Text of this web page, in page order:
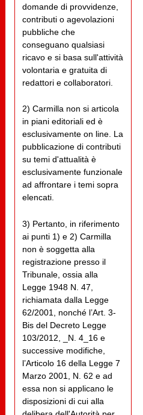
domande di provvidenze,
contributi o agevolazioni
pubbliche che
conseguano qualsiasi
ricavo e si basa sull'attività
volontaria e gratuita di
redattori e collaboratori.
2) Carmilla non si articola
in piani editoriali ed è
esclusivamente on line. La
pubblicazione di contributi
su temi d'attualità è
esclusivamente funzionale
ad affrontare i temi sopra
elencati.
3) Pertanto, in riferimento
ai punti 1) e 2) Carmilla
non è soggetta alla
registrazione presso il
Tribunale, ossia alla
Legge 1948 N. 47,
richiamata dalla Legge
62/2001, nonché l’Art. 3-
Bis del Decreto Legge
103/2012, _N. 4_16 e
successive modifiche,
l’Articolo 16 della Legge 7
Marzo 2001, N. 62 e ad
essa non si applicano le
disposizioni di cui alla